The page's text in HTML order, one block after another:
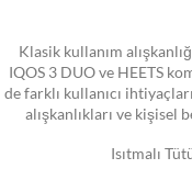
Klasik kullanım
IQOS 3 DUO ve HEETS
de farklı kullanıcı
alışkanlıkları ve kişisel
Isıtmalı